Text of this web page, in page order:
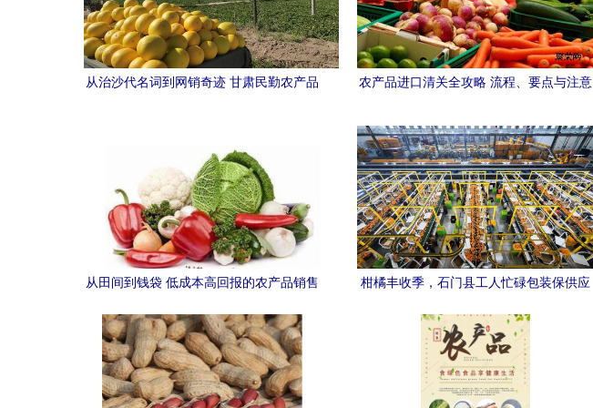
从治沙代名词到网销奇迹 甘肃民勤农产品
农产品进口清关全攻略 流程、要点与注意
从田间到钱袋 低成本高回报的农产品销售
柑橘丰收季，石门县工人忙碌包装保供应